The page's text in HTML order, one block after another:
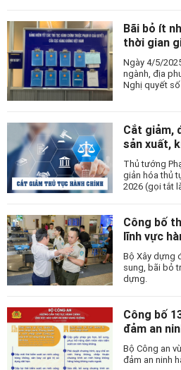
Bãi bỏ ít
thời gian
Ngày 4/5/
ngành, địa
Nghị quyết
Cắt giảm,
sản xuất,
Thủ tướng
giản hóa thủ
2026 (gọi tắt
Công bố
lĩnh vực
Bộ Xây dựng
sung, bãi bỏ
dựng.
Công bố
đảm an
Bộ Công an
đảm an ninh